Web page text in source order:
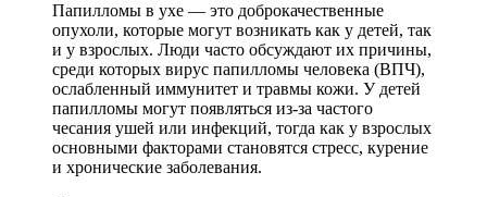
Папилломы в ухе — это доброкачественные
опухоли, которые могут возникать как у детей, так
и у взрослых. Люди часто обсуждают их причины,
среди которых вирус папилломы человека (ВПЧ),
ослабленный иммунитет и травмы кожи. У детей
папилломы могут появляться из-за частого
чесания ушей или инфекций, тогда как у взрослых
основными факторами становятся стресс, курение
и хронические заболевания.